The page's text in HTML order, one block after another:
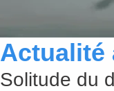
Actualité
Solitude du